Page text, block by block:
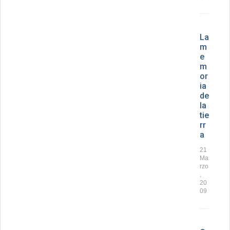
La
m
e
m
or
ia
de
la
tie
rr
a
21
Ma
rzo
20
09